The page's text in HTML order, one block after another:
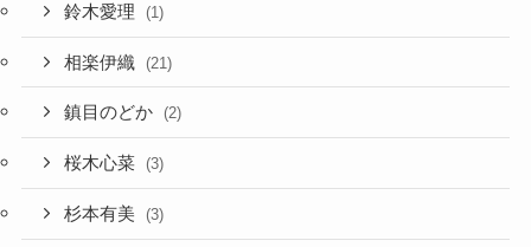
鈴木愛理 (1)
相楽伊織 (21)
鎮目のどか (2)
桜木心菜 (3)
杉本有美 (3)